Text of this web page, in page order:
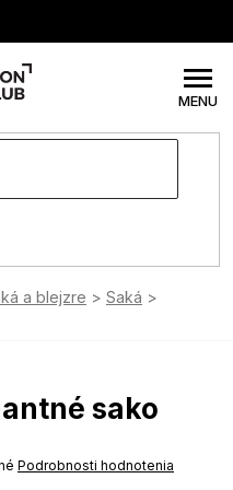
a blejzre
Saká
sako
Podrobnosti hodnotenia